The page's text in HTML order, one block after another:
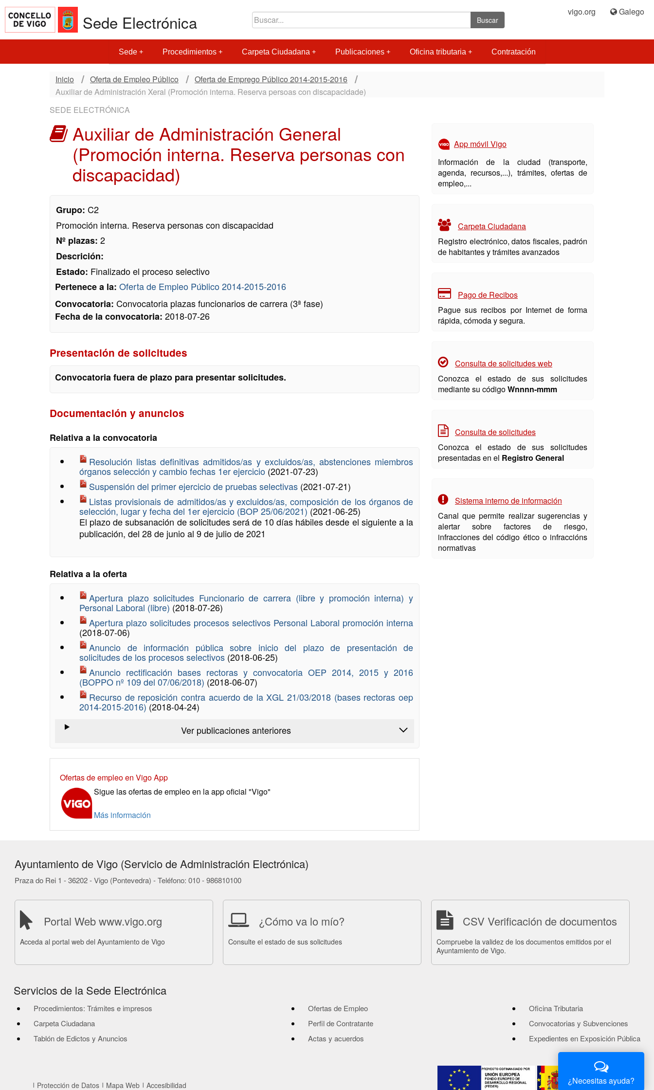
Sede Electrónica Buscar
vigo.org Galego
Sede Procedimientos Carpeta Ciudadana Publicaciones Oficina tributaria Contratación
Inicio Oferta de Empleo Público
Oferta de Emprego Público 2014-2015-2016
Auxiliar de Administración Xeral (Promoción interna. Reserva persoas con discapacidade)
SEDE ELECTRÓNICA
Auxiliar de Administración General
(Promoción interna. Reserva personas con
discapacidad)
Grupo: C2
Promoción interna. Reserva personas con discapacidad
Nº plazas: 2
Descrición:
Estado: Finalizado el proceso selectivo
Pertenece a la: Oferta de Empleo Público 2014-2015-2016
Convocatoria: Convocatoria plazas funcionarios de carrera (3ª fase)
Fecha de la convocatoria: 2018-07-26
Presentación de solicitudes
Convocatoria fuera de plazo para presentar solicitudes.
Documentación y anuncios
Relativa a la convocatoria
Resolución listas definitivas admitidos/as y excluidos/as, abstenciones miembros
órganos selección y cambio fechas 1er ejercicio (2021-07-23)
Suspensión del primer ejercicio de pruebas selectivas (2021-07-21)
Listas provisionais de admitidos/as y excluidos/as, composición de los órganos de
selección, lugar y fecha del 1er ejercicio (BOP 25/06/2021)(2021-06-25)
El plazo de subsanación de solicitudes será de 10 días hábiles desde el siguiente a la
publicación, del 28 de junio al 9 de julio de 2021
Relativa a la oferta
Apertura plazo solicitudes Funcionario de carrera (libre y promoción interna) y
Personal Laboral (libre) (2018-07-26)
Apertura plazo solicitudes procesos selectivos Personal Laboral promoción interna
(2018-07-06)
Anuncio de información pública sobre inicio del plazo de presentación de
solicitudes de los procesos selectivos (2018-06-25)
Anuncio rectificación bases rectoras y convocatoria OEP 2014, 2015 y 2016
(BOPPO nº 109 del 07/06/2018) (2018-06-07)
Recurso de reposición contra acuerdo de la XGL 21/03/2018 (bases rectoras oep
2014-2015-2016)(2018-04-24)
Ver publicaciones anteriores
Ofertas de empleo en Vigo App
Sigue las ofertas de empleo en la app oficial "Vigo"
Más información
App móvil Vigo
Información de la ciudad (transporte,
agenda, recursos,...), trámites, ofertas de
empleo,...
Carpeta Ciudadana
Registro electrónico, datos fiscales, padrón
de habitantes y trámites avanzados
Pago de Recibos
Pague sus recibos por Internet de forma
rápida, cómoda y segura.
Consulta de solicitudes web
Conozca el estado de sus solicitudes
mediante su códigoWnnnn-mmm
Consulta de solicitudes
Conozca el estado de sus solicitudes
presentadas en el Registro General
Sistema interno de información
Canal que permite realizar sugerencias y
alertar sobre factores de riesgo,
infracciones del código ético o infraccións
normativas
Ayuntamiento de Vigo (Servicio de Administración Electrónica)
Praza do Rei 1 - 36202 - Vigo (Pontevedra) - Teléfono: 010 - 986810100
Portal Web www.vigo.org
Acceda al portal web del Ayuntamiento de Vigo
¿Cómo va lo mío?
Consulte el estado de sus solicitudes
CSV Verificación de documentos
Compruebe la validez de los documentos emitidos por el
Ayuntamiento de Vigo.
Servicios de la Sede Electrónica
Procedimientos: Trámites e impresos
Carpeta Ciudadana
Tablón de Edictos y Anuncios
Ofertas de Empleo
Perfil de Contratante
Actas y acuerdos
Oficina Tributaria
Convocatorias y Subvenciones
Expedientes en Exposición Pública
Protección de Datos Mapa Web Accesibilidad ¿Necesitas ayuda?